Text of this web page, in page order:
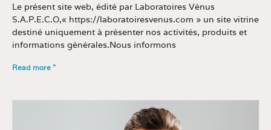
Le présent site web, édité par Laboratoires Vénus
S.A.P.E.C.O,« https://laboratoiresvenus.com » un site vitrine
destiné uniquement à présenter nos activités, produits et
informations générales.Nous informons
Read more "